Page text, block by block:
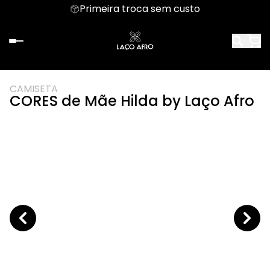
Primeira troca sem custo
CAMISETA
CORES de Mãe Hilda by Laço Afro